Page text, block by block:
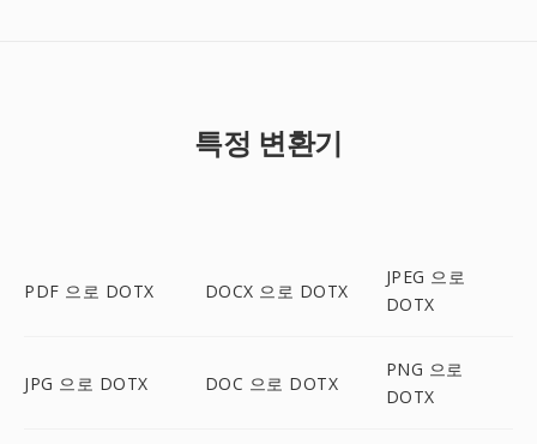
특정 변환기
PDF 으로 DOTX DOCX 으로 DOTX
JPEG 으로
DOTX
JPG 으로 DOTX DOC 으로 DOTX
PNG 으로
DOTX